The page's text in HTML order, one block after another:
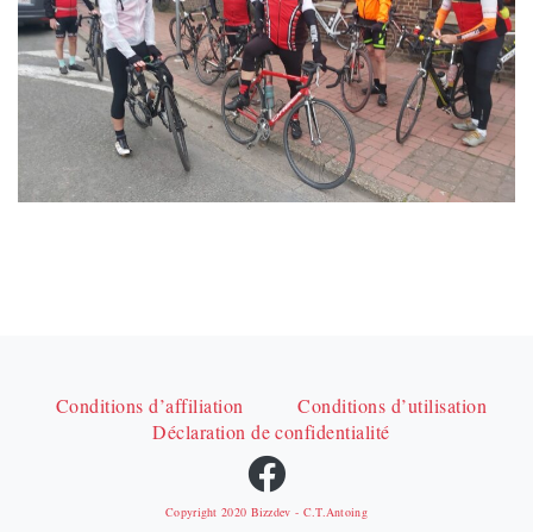
Conditions d’affiliation
Conditions d’utilisation
Déclaration de confidentialité
Copyright 2020 Bizzdev - C.T.Antoing